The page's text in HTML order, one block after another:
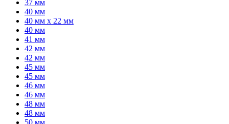
37 мм
40 мм
40 мм x 22 мм
40 мм
41 мм
42 мм
42 мм
45 мм
45 мм
46 мм
46 мм
48 мм
48 мм